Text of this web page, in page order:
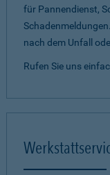
für Pannendienst,
nach dem Unfall
Rufen Sie uns